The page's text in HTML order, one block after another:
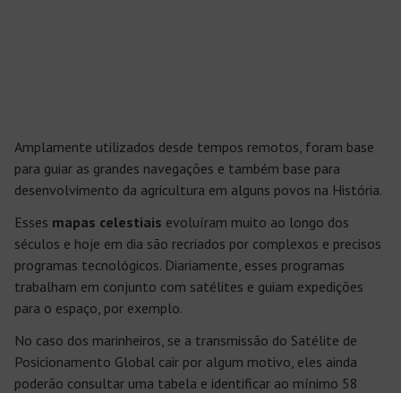
Amplamente utilizados desde tempos remotos, foram base
para guiar as grandes navegações e também base para
desenvolvimento da agricultura em alguns povos na História.
Esses mapas celestiais evoluíram muito ao longo dos
séculos e hoje em dia são recriados por complexos e precisos
programas tecnológicos. Diariamente, esses programas
trabalham em conjunto com satélites e guiam expedições
para o espaço, por exemplo.
No caso dos marinheiros, se a transmissão do Satélite de
Posicionamento Global cair por algum motivo, eles ainda
poderão consultar uma tabela e identificar ao mínimo 58